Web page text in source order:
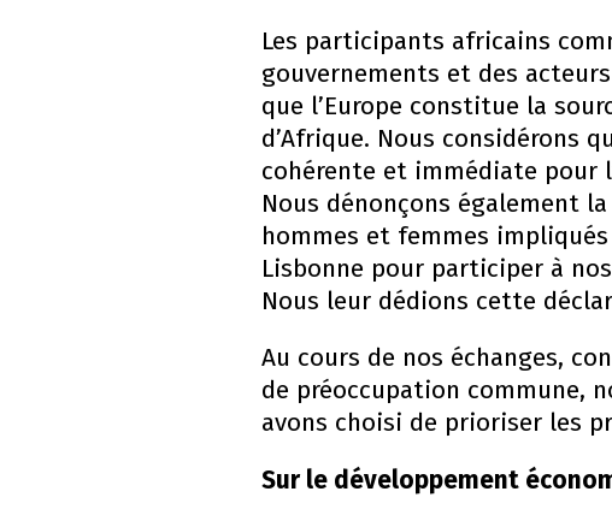
Les participants africains
gouvernements et des
que l’Europe constitue la
d’Afrique. Nous considérons
cohérente et immédiate pour
Nous dénonçons également
hommes et femmes
Lisbonne pour participer à
Nous leur dédions cette
Au cours de nos échanges,
de préoccupation commune,
avons choisi de prioriser les
Sur le développement